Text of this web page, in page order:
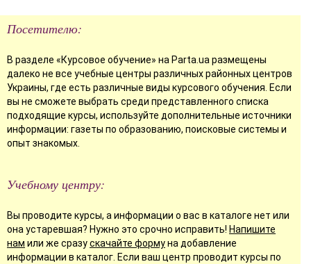
Посетителю:
В разделе «Курсовое обучение» на Parta.ua размещены
далеко не все учебные центры различных районных центров
Украины, где есть различные виды курсового обучения. Если
вы не сможете выбрать среди представленного списка
подходящие курсы, используйте дополнительные источники
информации: газеты по образованию, поисковые системы и
опыт знакомых.
Учебному центру:
Вы проводите курсы, а информации о вас в каталоге нет или
она устаревшая? Нужно это срочно исправить! Напишите
нам или же сразускачайте формуна добавление
информации в каталог. Если ваш центр проводит курсы по